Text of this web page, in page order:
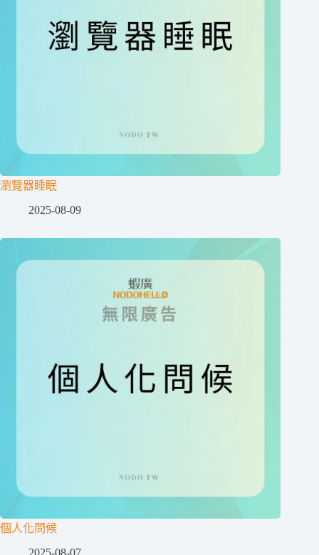
瀏覽器睡眠
2025-08-09
個人化問候
2025-08-07